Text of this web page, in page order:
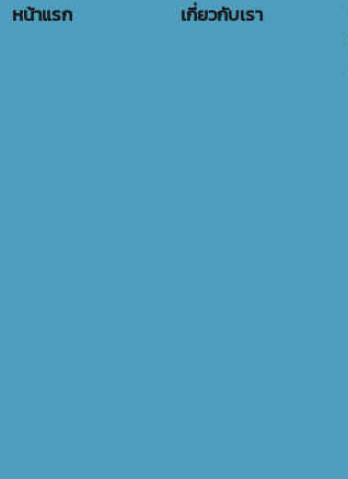
หน้าแรก เกี่ยวกับเรา